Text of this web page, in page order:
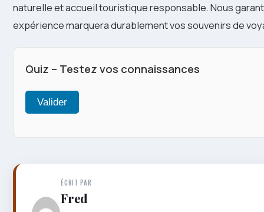
naturelle et accueil touristique responsable. Nous
expérience marquera durablement vos souvenirs de
Quiz – Testez vos connaissances
Valider
ÉCRIT PAR
Fred